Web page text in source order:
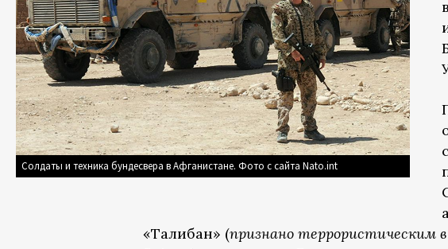
Солдаты и техника бундесвера в Афганистане. Фото с сайта Nato.int
«Талибан» (признано террористическим в